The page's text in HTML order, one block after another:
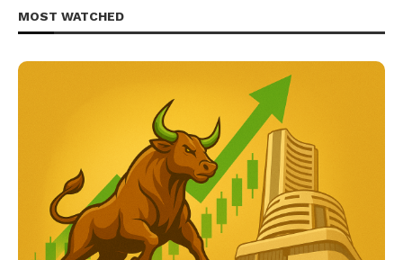
MOST WATCHED